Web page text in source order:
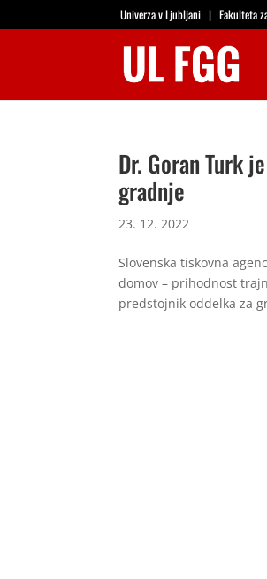
Univerza v Ljubljani |Fakulteta
Dr. Goran Turk
gradnje
23. 12. 2022
Slovenska tiskovna
domov – prihodnost
predstojnik oddelka za